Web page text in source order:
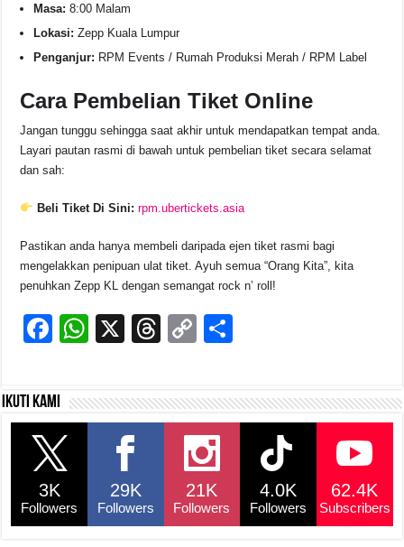
Masa: 8:00 Malam
Lokasi: Zepp Kuala Lumpur
Penganjur: RPM Events / Rumah Produksi Merah / RPM Label
Cara Pembelian Tiket Online
Jangan tunggu sehingga saat akhir untuk mendapatkan tempat anda.
Layari pautan rasmi di bawah untuk pembelian tiket secara selamat
dan sah:
Beli Tiket Di Sini: rpm.ubertickets.asia
Pastikan anda hanya membeli daripada ejen tiket rasmi bagi
mengelakkan penipuan ulat tiket. Ayuh semua “Orang Kita”, kita
penuhkan Zepp KL dengan semangat rock n’ roll!
F
c
e
b
o
o
k
W
s
p
X
T
a
C
y
Li
n
k
e
Ikuti kami
3K
Followers
29K
Followers
21K
Followers
4.0K
Followers
62.4K
Subscribers